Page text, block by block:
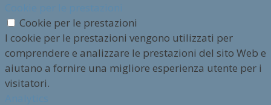
Cookie per le prestazioni
I cookie per le prestazioni vengono utilizzati per
comprendere e analizzare le prestazioni del sito Web e
aiutano a fornire una migliore esperienza utente per i
visitatori.